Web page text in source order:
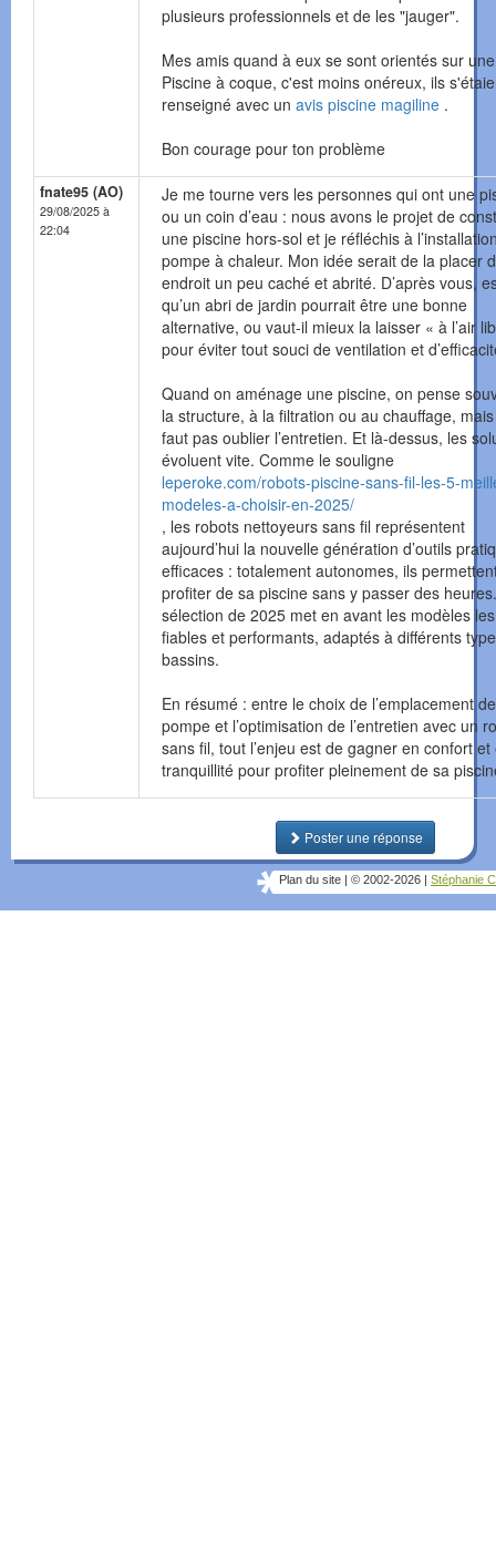
plusieurs professionnels et de les "jauger".
Mes amis quand à eux se sont orientés sur une
Piscine à coque, c'est moins onéreux, ils
renseigné avec un avis piscine magiline .
Bon courage pour ton problème
fnate95 (AO)
29/08/2025 à
22:04
Je me tourne vers les personnes qui ont une
ou un coin d’eau : nous avons le projet de
une piscine hors-sol et je réfléchis à
pompe à chaleur. Mon idée serait de la placer
endroit un peu caché et abrité. D’après vous,
qu’un abri de jardin pourrait être une bonne
alternative, ou vaut-il mieux la laisser « à l’air
pour éviter tout souci de ventilation et
Quand on aménage une piscine, on pense
la structure, à la filtration ou au chauffage,
faut pas oublier l’entretien. Et là-dessus, les
évoluent vite. Comme le souligne
leperoke.com/robots-piscine-sans-fil-les-5-
modeles-a-choisir-en-2025/
, les robots nettoyeurs sans fil représentent
aujourd’hui la nouvelle génération d’outils
efficaces : totalement autonomes, ils
profiter de sa piscine sans y passer des
sélection de 2025 met en avant les modèles
fiables et performants, adaptés à différents
bassins.
En résumé : entre le choix de l’emplacement
pompe et l’optimisation de l’entretien avec un
sans fil, tout l’enjeu est de gagner en confort et
tranquillité pour profiter pleinement de sa
Poster une réponse
Plan du site © 2002-2026 Stéphanie C